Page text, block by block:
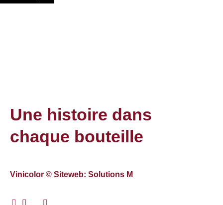
Une histoire dans
chaque bouteille
Vinicolor © Siteweb: Solutions M